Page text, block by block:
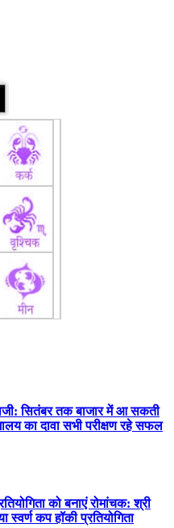
सितंबर तक बाजार में आ सकती
का दावा सभी परीक्षण रहे सफल
को बनाएं रोमांचक: श्री
स्वर्ण कप हॉकी प्रतियोगिता